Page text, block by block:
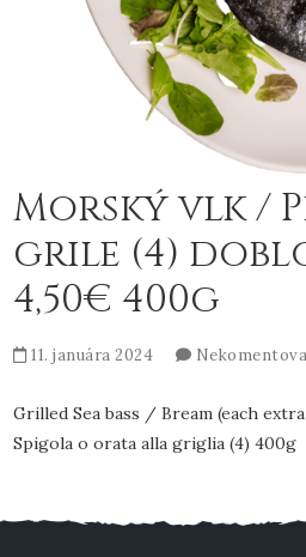
Morský vlk /
grile (4)
4,50€ 400g
11. januára 2024
Grilled Sea bass / Bream (each
Spigola o orata alla griglia (4) 400g